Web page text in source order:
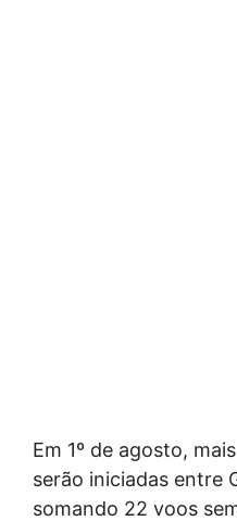
Em 1º de agosto,
serão iniciadas entre
somando 22 voos